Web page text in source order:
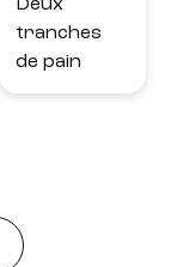
Deux
tranches
de pain